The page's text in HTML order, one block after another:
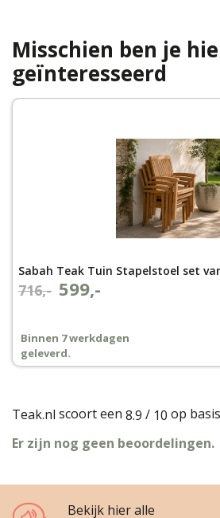
Misschien ben je
geïnteresseerd
Sabah Teak Tuin Stapelstoel set
716,- Oorspronkelijke
€716,-.
599,-
€599,-.
Binnen 7 werkdagen
geleverd.
Teak.nl scoort een 8.9 / 10 op
Er zijn nog geen beoordelingen.
Bekijk hier alle